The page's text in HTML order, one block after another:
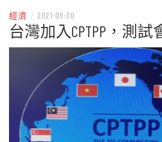
經濟 / 2021-09-30
台灣加入CPTPP，測